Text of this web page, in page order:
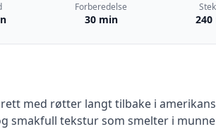
Forberedelse
30 min
med røtter langt tilbake i
smakfull tekstur som smelter i